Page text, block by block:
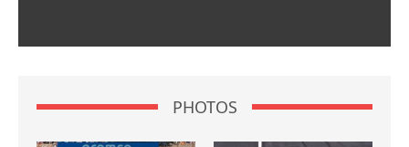
PHOTOS